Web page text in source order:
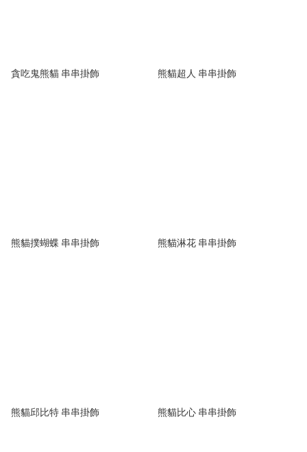
貪吃鬼熊貓 串串掛飾 熊貓超人 串串掛飾
熊貓撲蝴蝶 串串掛飾 熊貓淋花 串串掛飾
熊貓邱比特 串串掛飾 熊貓比心 串串掛飾